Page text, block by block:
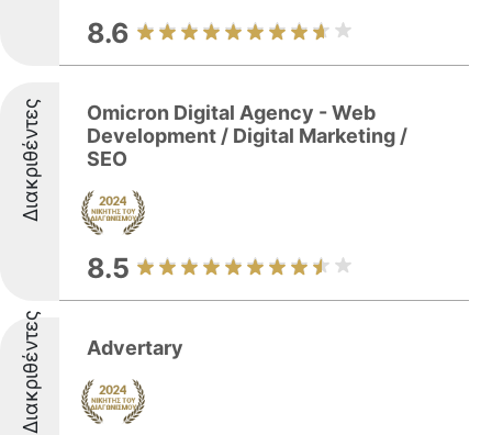
8.6
Διακριθέντες
Omicron Digital Agency - Web
Development / Digital Marketing /
SEO
8.5
Διακριθέντες Advertary